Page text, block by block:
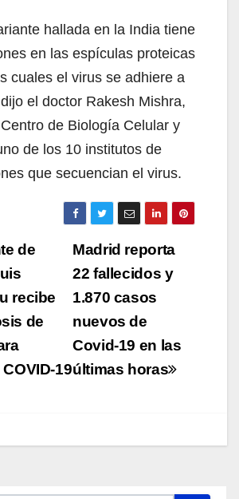
hallada en la India tiene
en las espículas proteicas
cuales el virus se adhiere a
el doctor Rakesh Mishra,
de Biología Celular y
de los 10 institutos de
que secuencian el virus.
Madrid reporta
22 fallecidos y
1.870 casos
nuevos de
Covid-19 en las
últimas horas
de
recibe
de
19